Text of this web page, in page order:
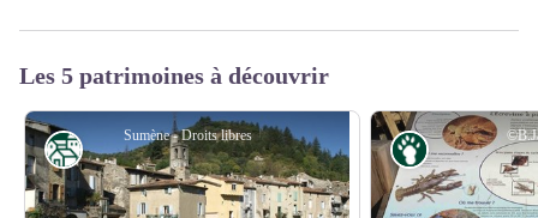
Les 5 patrimoines à découvrir
Sumène - Droits libres
Patrimoine Faune